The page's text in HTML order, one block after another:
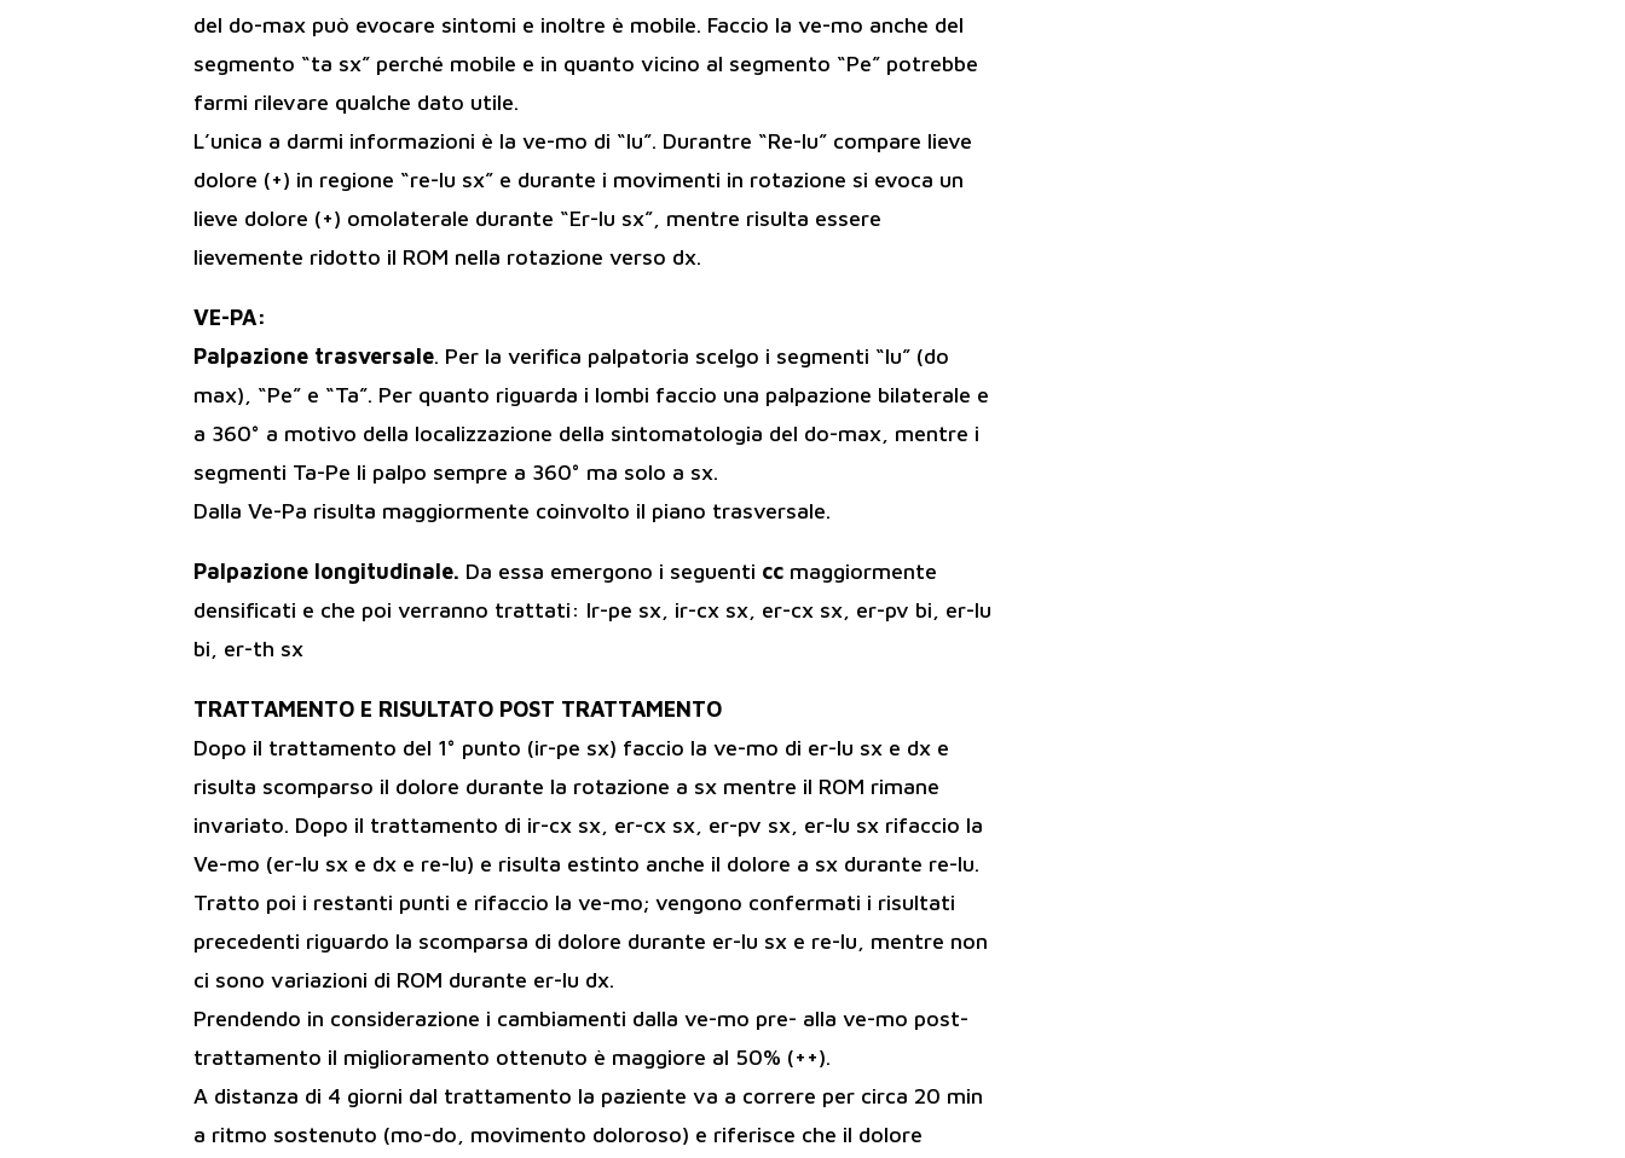
del do-max può evocare sintomi e inoltre è mobile. Faccio la ve-mo anche del
segmento “ta sx” perché mobile e in quanto vicino al segmento “Pe” potrebbe
farmi rilevare qualche dato utile.
L’unica a darmi informazioni è la ve-mo di “lu”. Durantre “Re-lu” compare lieve
dolore (+) in regione “re-lu sx” e durante i movimenti in rotazione si evoca un
lieve dolore (+) omolaterale durante “Er-lu sx”, mentre risulta essere
lievemente ridotto il ROM nella rotazione verso dx.
VE-PA:
Palpazione trasversale. Per la verifica palpatoria scelgo i segmenti “lu” (do
max), “Pe” e “Ta”. Per quanto riguarda i lombi faccio una palpazione bilaterale e
a 360° a motivo della localizzazione della sintomatologia del do-max, mentre i
segmenti Ta-Pe li palpo sempre a 360° ma solo a sx.
Dalla Ve-Pa risulta maggiormente coinvolto il piano trasversale.
Palpazione longitudinale. Da essa emergono i seguenti cc maggiormente
densificati e che poi verranno trattati: Ir-pe sx, ir-cx sx, er-cx sx, er-pv bi, er-lu
bi, er-th sx
TRATTAMENTO E RISULTATO POST TRATTAMENTO
Dopo il trattamento del 1° punto (ir-pe sx) faccio la ve-mo di er-lu sx e dx e
risulta scomparso il dolore durante la rotazione a sx mentre il ROM rimane
invariato. Dopo il trattamento di ir-cx sx, er-cx sx, er-pv sx, er-lu sx rifaccio la
Ve-mo (er-lu sx e dx e re-lu) e risulta estinto anche il dolore a sx durante re-lu.
Tratto poi i restanti punti e rifaccio la ve-mo; vengono confermati i risultati
precedenti riguardo la scomparsa di dolore durante er-lu sx e re-lu, mentre non
ci sono variazioni di ROM durante er-lu dx.
Prendendo in considerazione i cambiamenti dalla ve-mo pre- alla ve-mo post-
trattamento il miglioramento ottenuto è maggiore al 50% (++).
A distanza di 4 giorni dal trattamento la paziente va a correre per circa 20 min
a ritmo sostenuto (mo-do, movimento doloroso) e riferisce che il dolore